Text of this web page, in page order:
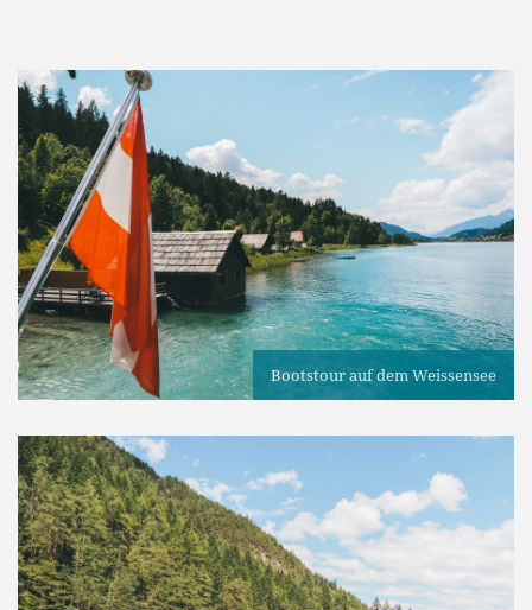
Bootstour auf dem Weissensee